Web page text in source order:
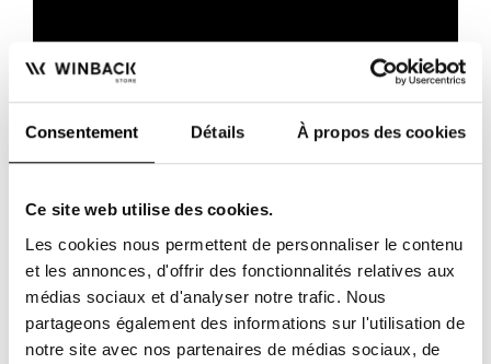
Consentement Détails À propos des cookies
Ce site web utilise des cookies.
Les cookies nous permettent de personnaliser le contenu
et les annonces, d'offrir des fonctionnalités relatives aux
médias sociaux et d'analyser notre trafic. Nous
partageons également des informations sur l'utilisation de
notre site avec nos partenaires de médias sociaux, de
latérale.